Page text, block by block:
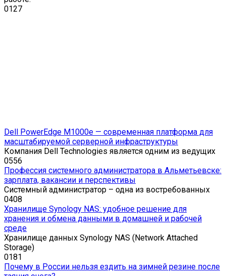
0127
Dell PowerEdge M1000e — современная платформа для
масштабируемой серверной инфраструктуры
Компания Dell Technologies является одним из ведущих
0556
Профессия системного администратора в Альметьевске:
зарплата, вакансии и перспективы
Системный администратор – одна из востребованных
0408
Хранилище Synology NAS: удобное решение для
хранения и обмена данными в домашней и рабочей
среде
Хранилище данных Synology NAS (Network Attached
Storage)
0181
Почему в России нельзя ездить на зимней резине после